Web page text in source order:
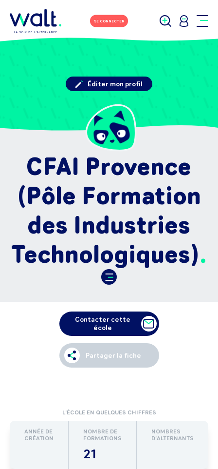
SE CONNECTER
CFAI Provence
(Pôle Formation
des Industries
Technologiques)
Éditer mon profil
Contacter cette
école
Partager la fiche
L’ÉCOLE EN QUELQUES CHIFFRES
ANNÉE DE
CRÉATION
NOMBRE DE
FORMATIONS
21
NOMBRES
D’ALTERNANTS